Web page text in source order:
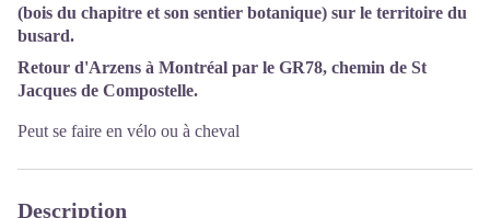
(bois du chapitre et son sentier botanique) sur le territoire du
busard.
Retour d'Arzens à Montréal par le GR78, chemin de St
Jacques de Compostelle.
Peut se faire en vélo ou à cheval
Description